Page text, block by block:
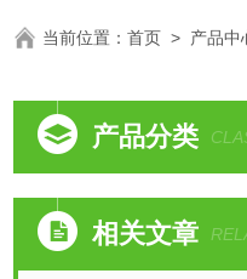
当前位置：首页 > 产品中
产品分类
相关文章